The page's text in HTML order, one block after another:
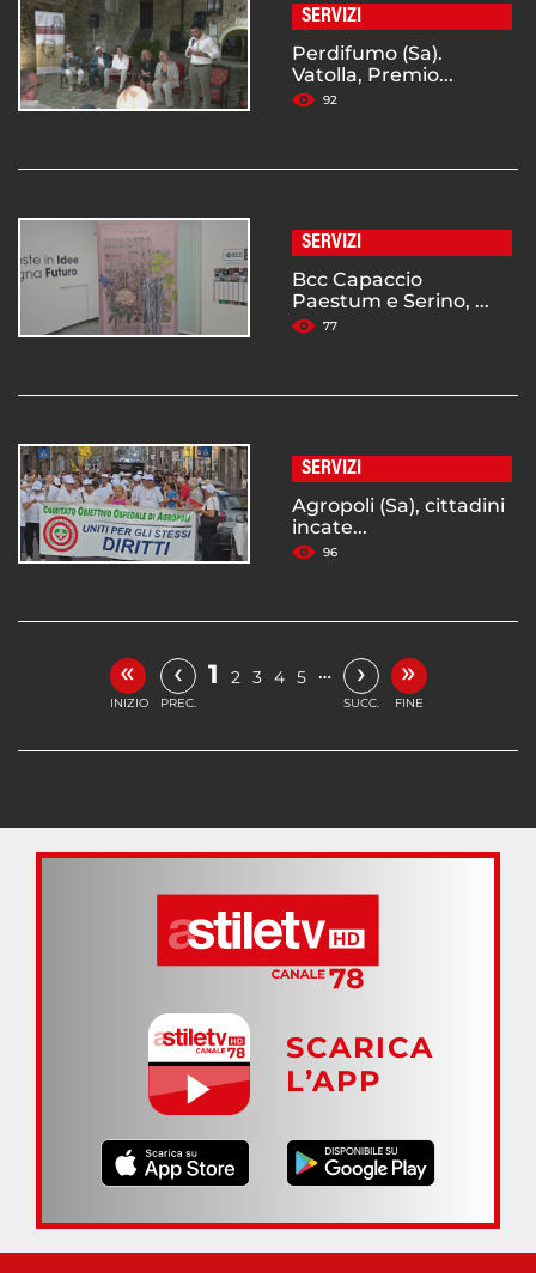
SERVIZI
Perdifumo (Sa).
Vatolla, Premio...
92
SERVIZI
Bcc Capaccio
Paestum e Serino, ...
77
SERVIZI
Agropoli (Sa), cittadini
incate...
96
«
INIZIO
‹
PREC.
1 2 3 4 5 … ›
SUCC.
»
FINE
SCARICA
L’APP